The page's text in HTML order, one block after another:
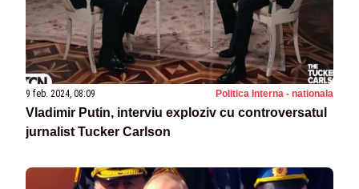
9 feb. 2024, 08:09 Politica Interna - nationala
Vladimir Putin, interviu exploziv cu controversatul
jurnalist Tucker Carlson